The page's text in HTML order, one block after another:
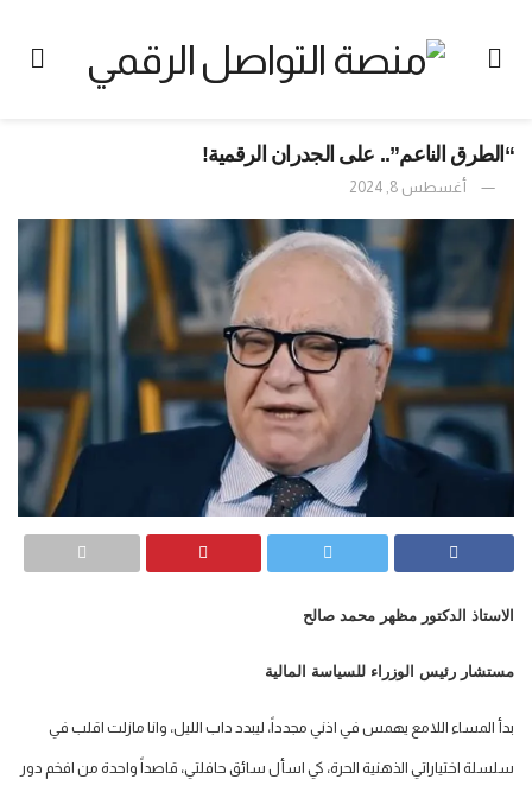
“الطرق الناعم”.. على الجدران الرقمية!
أغسطس 8, 2024
الاستاذ الدكتور مظهر محمد صالح
مستشار رئيس الوزراء للسياسة المالية
بدأ المساء اللامع يهمس في اذني مجدداً، ليبدد داب الليل، وانا مازلت اقلب في
سلسلة اختياراتي الذهنية الحرة، كي اسأل سائق حافلتي، قاصداً واحدة من افخم دور